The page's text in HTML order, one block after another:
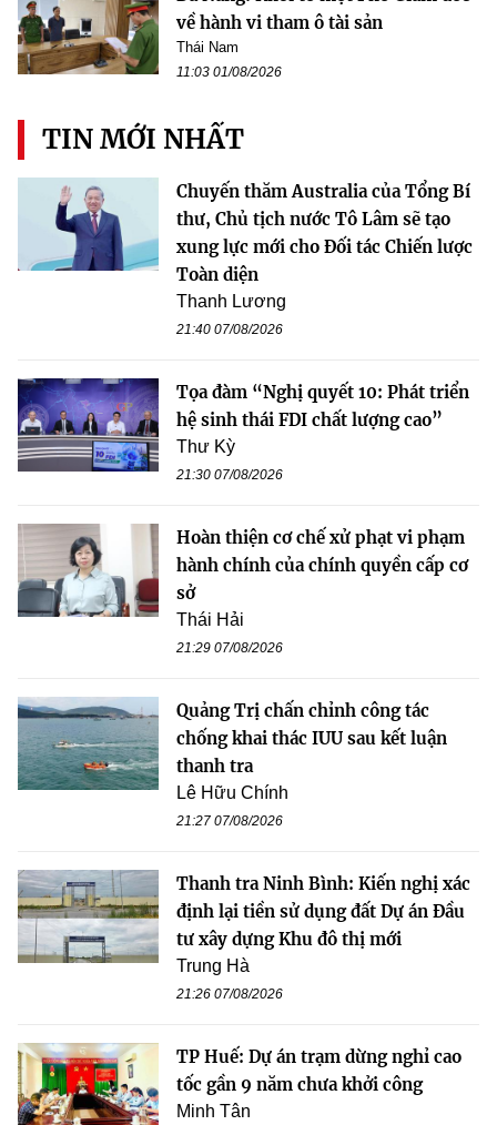
về hành vi tham ô tài sản
Thái Nam
11:03 01/08/2026
TIN MỚI NHẤT
Chuyến thăm Australia của Tổng Bí
thư, Chủ tịch nước Tô Lâm sẽ tạo
xung lực mới cho Đối tác Chiến lược
Toàn diện
Thanh Lương
21:40 07/08/2026
Tọa đàm “Nghị quyết 10: Phát triển
hệ sinh thái FDI chất lượng cao”
Thư Kỳ
21:30 07/08/2026
Hoàn thiện cơ chế xử phạt vi phạm
hành chính của chính quyền cấp cơ
sở
Thái Hải
21:29 07/08/2026
Quảng Trị chấn chỉnh công tác
chống khai thác IUU sau kết luận
thanh tra
Lê Hữu Chính
21:27 07/08/2026
Thanh tra Ninh Bình: Kiến nghị xác
định lại tiền sử dụng đất Dự án Đầu
tư xây dựng Khu đô thị mới
Trung Hà
21:26 07/08/2026
TP Huế: Dự án trạm dừng nghỉ cao
tốc gần 9 năm chưa khởi công
Minh Tân